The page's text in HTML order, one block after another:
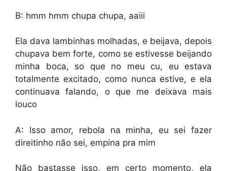
B: hmm hmm chupa chupa, aaiii
Ela dava lambinhas molhadas, e beijava, depois
chupava bem forte, como se estivesse beijando
minha boca, so que no meu cu, eu estava
totalmente excitado, como nunca estive, e ela
continuava falando, o que me deixava mais
louco
A: Isso amor, rebola na minha, eu sei fazer
direitinho não sei, empina pra mim
Não bastasse isso, em certo momento, ela